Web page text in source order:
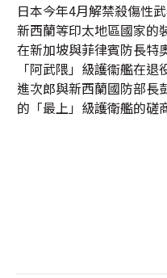
日本今年4月解禁殺傷性
新西蘭等印太地區國家的
在新加坡與菲律賓防長特
「阿武隈」級護衞艦在
進次郎與新西蘭國防部長
的「最上」級護衛艦的磋